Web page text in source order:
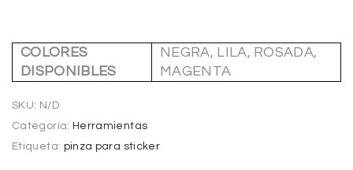
COLORES
DISPONIBLES
NEGRA, LILA, ROSADA,
MAGENTA
SKU: N/D
Categoría: Herramientas
Etiqueta: pinza para sticker